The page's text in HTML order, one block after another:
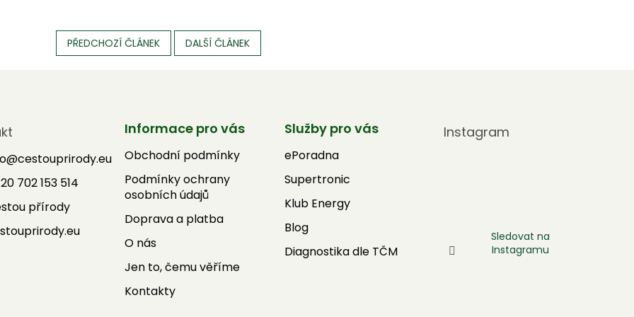
PŘEDCHOZÍ ČLÁNEK DALŠÍ ČLÁNEK
@cestouprirody.eu
702 153 514
přírody
Informace pro vás
Obchodní podmínky
Podmínky ochrany
osobních údajů
Doprava a platba
O nás
Jen to, čemu věříme
Kontakty
Služby pro vás
ePoradna
Supertronic
Klub Energy
Blog
Diagnostika dle TČM
Instagram
Sledovat na
Instagramu